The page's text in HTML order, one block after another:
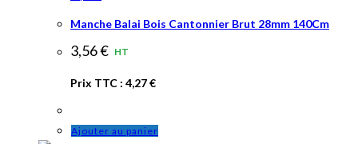
Manche Balai Bois Cantonnier Brut 28mm 140Cm
3,56€ HT
Prix TTC : 4,27€
Ajouter au panier